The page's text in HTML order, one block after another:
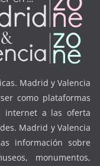
Madrid y Valencia
como plataformas
internet a las oferta
Madrid y Valencia
información sobre
monumentos,